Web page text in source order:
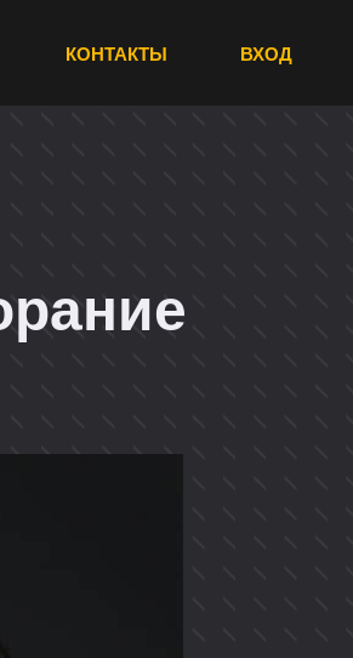
КОНТАКТЫ ВХОД